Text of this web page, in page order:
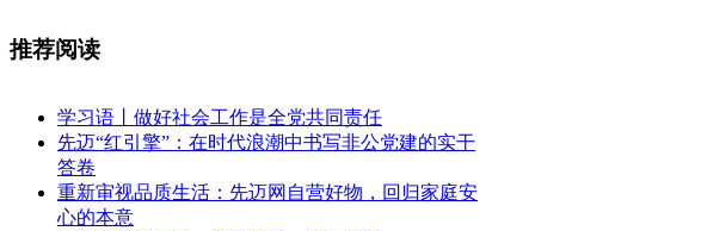
推荐阅读
学习语丨做好社会工作是全党共同责任
先迈“红引擎”：在时代浪潮中书写非公党建的实干
答卷
重新审视品质生活：先迈网自营好物，回归家庭安
心的本意